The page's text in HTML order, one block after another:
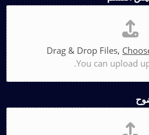
Drag & Drop Files,
You can upload